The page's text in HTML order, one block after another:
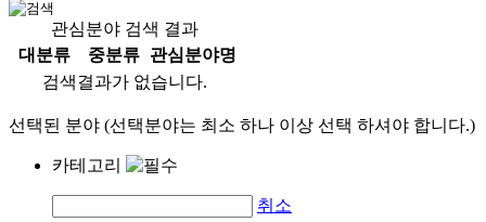
관심분야 검색 결과
대분류
중분류
관심분야명
검색결과가 없습니다.
선택된 분야 (선택분야는 최소 하나 이상 선택 하셔야 합니다.)
카테고리
취소